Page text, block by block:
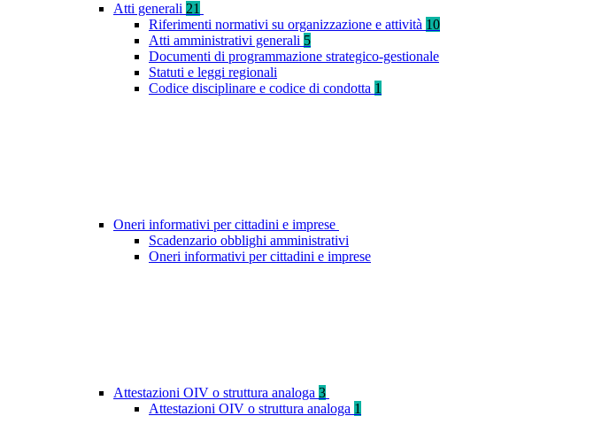
Atti generali 21
Riferimenti normativi su organizzazione e attività 10
Atti amministrativi generali 5
Documenti di programmazione strategico-gestionale
Statuti e leggi regionali
Codice disciplinare e codice di condotta 1
Oneri informativi per cittadini e imprese
Scadenzario obblighi amministrativi
Oneri informativi per cittadini e imprese
Attestazioni OIV o struttura analoga 3
Attestazioni OIV o struttura analoga 1